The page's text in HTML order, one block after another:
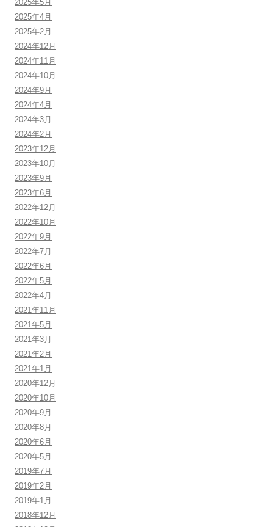
2025年5月
2025年4月
2025年2月
2024年12月
2024年11月
2024年10月
2024年9月
2024年4月
2024年3月
2024年2月
2023年12月
2023年10月
2023年9月
2023年6月
2022年12月
2022年10月
2022年9月
2022年7月
2022年6月
2022年5月
2022年4月
2021年11月
2021年5月
2021年3月
2021年2月
2021年1月
2020年12月
2020年10月
2020年9月
2020年8月
2020年6月
2020年5月
2019年7月
2019年2月
2019年1月
2018年12月